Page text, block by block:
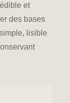
et
des bases
lisible